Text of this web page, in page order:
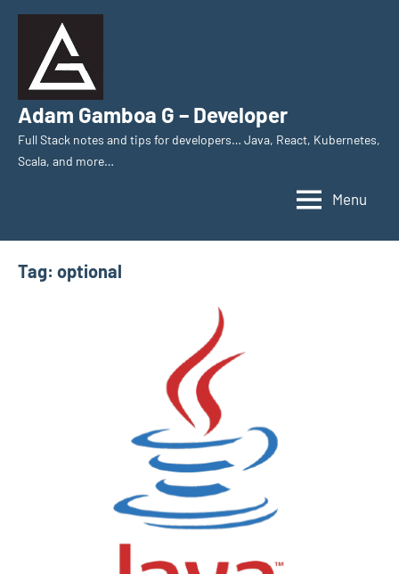
Skip
content
Adam Gamboa G – Developer
Full Stack notes and tips for developers… Java, React, Kubernetes,
Scala, and more…
Menu
Tag: optional